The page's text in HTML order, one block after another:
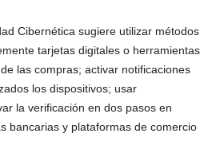
Cibernética sugiere utilizar métodos
tarjetas digitales o herramientas
las compras; activar notificaciones
los dispositivos; usar
la verificación en dos pasos en
bancarias y plataformas de comercio